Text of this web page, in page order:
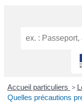
Accueil particuliers >
Quelles précautions